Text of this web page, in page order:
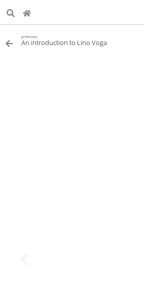
previous
An introduction to Lino Voga